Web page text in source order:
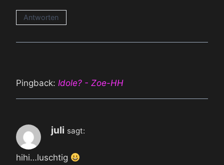
Antworten
Pingback: Idole? - Zoe-HH
juli sagt:
hihi…luschtig